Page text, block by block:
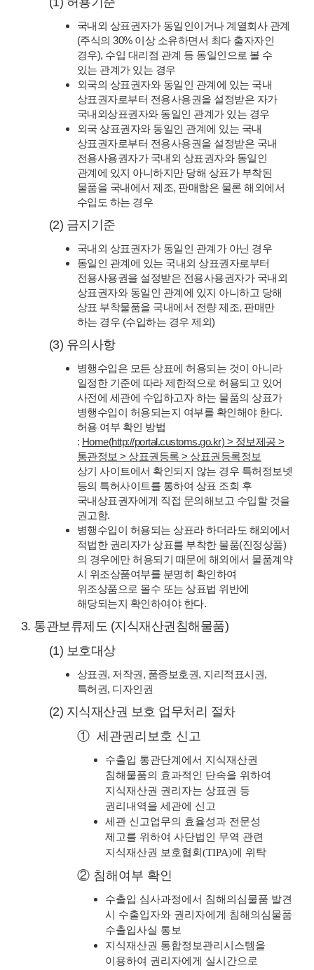
국내외 상표권자가 동일인이거나 계열회사 관계
(주식의 30% 이상 소유하면서 최다 출자자인
경우), 수입 대리점 관계 등 동일인으로 볼 수
있는 관계가 있는 경우
외국의 상표권자와 동일인 관계에 있는 국내
상표권자로부터 전용사용권을 설정받은 자가
국내외상표권자와 동일인 관계가 있는 경우
외국 상표권자와 동일인 관계에 있는 국내
상표권자로부터 전용사용권을 설정받은 국내
전용사용권자가 국내외 상표권자와 동일인
관계에 있지 아니하지만 당해 상표가 부착된
물품을 국내에서 제조, 판매함은 물론 해외에서
수입도 하는 경우
(2) 금지기준
국내외 상표권자가 동일인 관계가 아닌 경우
동일인 관계에 있는 국내외 상표권자로부터
전용사용권을 설정받은 전용사용권자가 국내외
상표권자와 동일인 관계에 있지 아니하고 당해
상표 부착물품을 국내에서 전량 제조, 판매만
하는 경우 (수입하는 경우 제외)
(3) 유의사항
병행수입은 모든 상표에 허용되는 것이 아니라
일정한 기준에 따라 제한적으로 허용되고 있어
사전에 세관에 수입하고자 하는 물품의 상표가
병행수입이 허용되는지 여부를 확인해야 한다.
허용 여부 확인 방법
: Home(http://portal.customs.go.kr) > 정보제공 >
통관정보 > 상표권등록 > 상표권등록정보
상기 사이트에서 확인되지 않는 경우 특허정보넷
등의 특허사이트를 통하여 상표 조회 후
국내상표권자에게 직접 문의해보고 수입할 것을
권고함.
병행수입이 허용되는 상표라 하더라도 해외에서
적법한 권리자가 상표를 부착한 물품(진정상품)
의 경우에만 허용되기 때문에 해외에서 물품계약
시 위조상품여부를 분명히 확인하여
위조상품으로 몰수 또는 상표법 위반에
해당되는지 확인하여야 한다.
3. 통관보류제도 (지식재산권침해물품)
(1) 보호대상
상표권, 저작권, 품종보호권, 지리적표시권,
특허권, 디자인권
(2) 지식재산권 보호 업무처리 절차
① 세관권리보호 신고
수출입 통관단계에서 지식재산권
침해물품의 효과적인 단속을 위하여
지식재산권 권리자는 상표권 등
권리내역을 세관에 신고
세관 신고업무의 효율성과 전문성
제고를 위하여 사단법인 무역 관련
지식재산권 보호협회(TIPA)에 위탁
② 침해여부 확인
수출입 심사과정에서 침해의심물품 발견
시 수출입자와 권리자에게 침해의심물품
수출입사실 통보
지식재산권 통합정보관리시스템을
이용하여 권리자에게 실시간으로